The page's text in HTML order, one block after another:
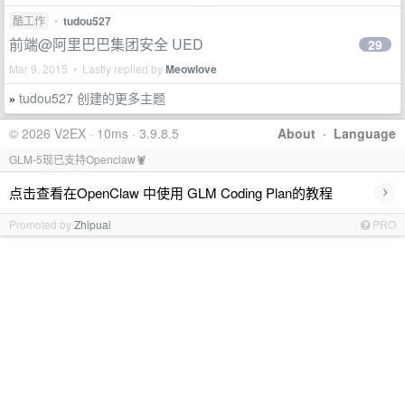
酷工作 • tudou527
前端@阿里巴巴集团安全 UED
Mar 9, 2015 • Lastly replied byMeowlove
29
» tudou527 创建的更多主题
About · Language
© 2026 V2EX · 10ms · 3.9.8.5
GLM-5现已支持Openclaw🦞
点击查看在OpenClaw 中使用 GLM Coding Plan的教程 ›
Promoted byZhipuai PRO